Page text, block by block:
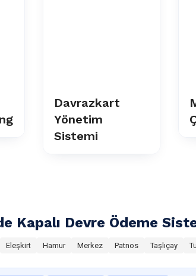
Davrazkart
Yönetim
Sistemi
Kapalı Devre Ödeme
Eleşkirt Hamur Merkez Patnos Taşlıçay